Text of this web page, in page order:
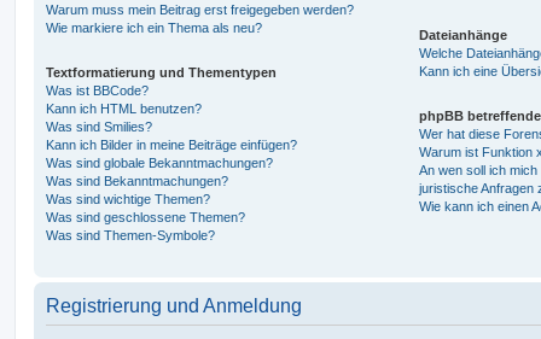
Warum muss mein Beitrag erst freigegeben werden?
Wie markiere ich ein Thema als neu?
Textformatierung und Thementypen
Was ist BBCode?
Kann ich HTML benutzen?
Was sind Smilies?
Kann ich Bilder in meine Beiträge einfügen?
Was sind globale Bekanntmachungen?
Was sind Bekanntmachungen?
Was sind wichtige Themen?
Was sind geschlossene Themen?
Was sind Themen-Symbole?
Dateianhänge
Welche
Kann ich eine
phpBB
Wer hat diese
Warum ist Funktion
An wen soll ich
juristische Anfragen
Wie kann ich einen
Registrierung und Anmeldung